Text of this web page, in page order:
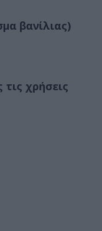
βανίλιας)
τις χρήσεις